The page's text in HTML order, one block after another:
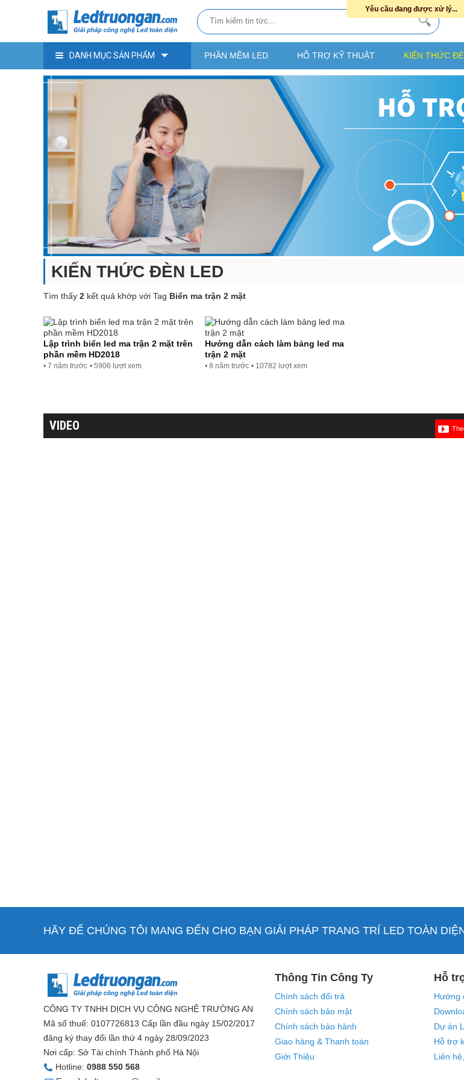
DANH MỤC SẢN PHẨM PHẦN MỀM LED HỖ TRỢ KỸ THUẬT KIẾN THỨC
KIẾN THỨC ĐÈN LED
Tìm thấy 2 kết quả khớp với Tag Biển ma trận 2 mặt
Lập trình biển led ma trận 2 mặt trên
phần mềm HD2018
• 7 năm trước • 5906 lượt xem
Hướng dẫn cách làm bảng led ma
trận 2 mặt
• 8 năm trước • 10782 lượt xem
VIDEO
HÃY ĐỂ CHÚNG TÔI MANG ĐẾN CHO BẠN GIẢI PHÁP TRANG TRÍ LED TOÀN
CÔNG TY TNHH DỊCH VỤ CÔNG NGHỆ TRƯỜNG AN
Mã số thuế: 0107726813 Cấp lần đầu ngày 15/02/2017
đăng ký thay đổi lần thứ 4 ngày 28/09/2023
Nơi cấp: Sở Tài chính Thành phố Hà Nội
Hotline: 0988 550 568
Thông Tin Công Ty
Chính sách đổi trả
Chính sách bảo mật
Chính sách bảo hành
Giao hàng & Thanh toán
Giới Thiệu
Hỗ
Hướng
Dự án
Hỗ trợ
Liên
Yêu cầu đang được xử lý...